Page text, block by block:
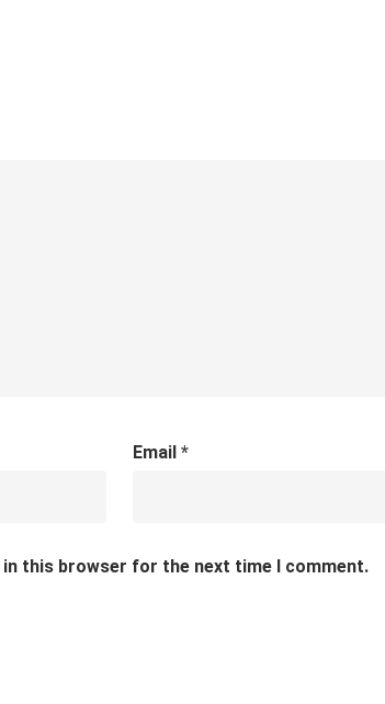
Email *
in this browser for the next time I comment.